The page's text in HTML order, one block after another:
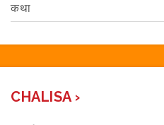
कथा
CHALISA ›